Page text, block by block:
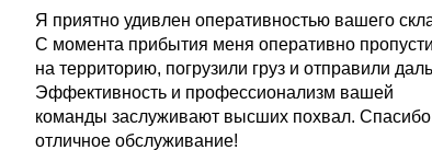
Я приятно удивлен оперативностью вашего
С момента прибытия меня оперативно
на территорию, погрузили груз и отправили
Эффективность и профессионализм вашей
команды заслуживают высших похвал. Спасибо
отличное обслуживание!